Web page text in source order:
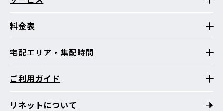
料金表
宅配エリア・集配時間
ご利用ガイド
リネットについて